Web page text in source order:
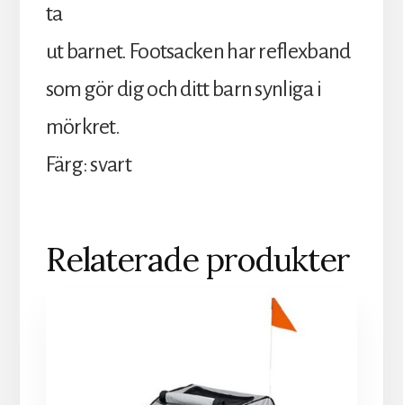
ta
ut barnet. Footsacken har reflexband
som gör dig och ditt barn synliga i
mörkret.
Färg: svart
Relaterade produkter